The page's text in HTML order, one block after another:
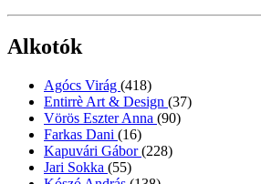
Alkotók
Agócs Virág (418)
Entirrè Art & Design (37)
Vörös Eszter Anna (90)
Farkas Dani (16)
Kapuvári Gábor(228)
Jari Sokka (55)